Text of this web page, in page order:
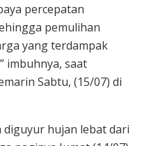
percepatan
pemulihan
yang terdampak
imbuhnya, saat
Sabtu, (15/07) di
diguyur hujan lebat dari